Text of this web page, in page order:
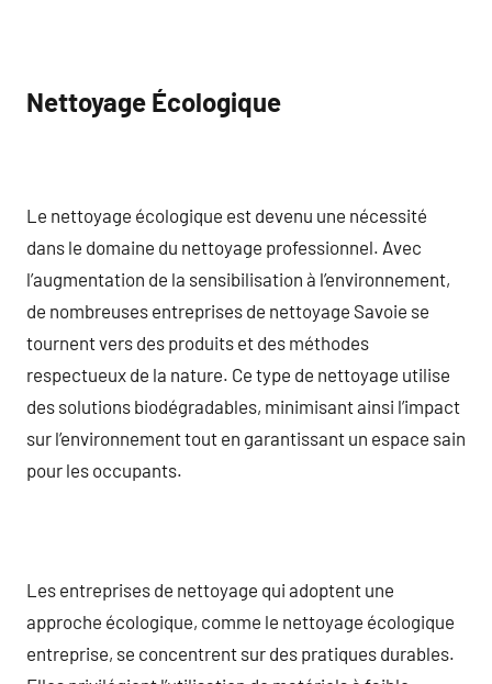
Nettoyage Écologique
Le nettoyage écologique est devenu une nécessité
dans le domaine du nettoyage professionnel. Avec
l’augmentation de la sensibilisation à l’environnement,
de nombreuses entreprises de nettoyage Savoie se
tournent vers des produits et des méthodes
respectueux de la nature. Ce type de nettoyage utilise
des solutions biodégradables, minimisant ainsi l’impact
sur l’environnement tout en garantissant un espace sain
pour les occupants.
Les entreprises de nettoyage qui adoptent une
approche écologique, comme le nettoyage écologique
entreprise, se concentrent sur des pratiques durables.